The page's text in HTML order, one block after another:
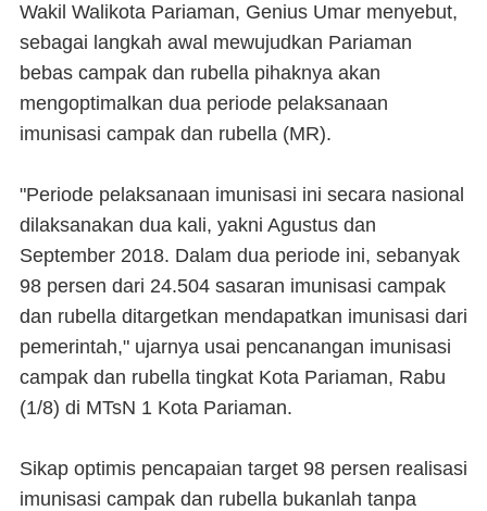
Wakil Walikota Pariaman, Genius Umar menyebut,
sebagai langkah awal mewujudkan Pariaman
bebas campak dan rubella pihaknya akan
mengoptimalkan dua periode pelaksanaan
imunisasi campak dan rubella (MR).
"Periode pelaksanaan imunisasi ini secara nasional
dilaksanakan dua kali, yakni Agustus dan
September 2018. Dalam dua periode ini, sebanyak
98 persen dari 24.504 sasaran imunisasi campak
dan rubella ditargetkan mendapatkan imunisasi dari
pemerintah," ujarnya usai pencanangan imunisasi
campak dan rubella tingkat Kota Pariaman, Rabu
(1/8) di MTsN 1 Kota Pariaman.
Sikap optimis pencapaian target 98 persen realisasi
imunisasi campak dan rubella bukanlah tanpa